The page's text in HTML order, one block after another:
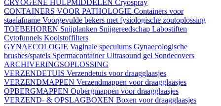
CRYOGENE HULPMIDDELEN Cryospray
CONTAINERS VOOR PATHOLOGIE Containers voor
staalafname Voorgevulde bekers met fysiologische zoutoplossing
TOEBEHOREN Snijplanken Snijgereedschap Labostiften
Cytofunnels Koolstoffilters
GYNAECOLOGIE Vaginale speculums Gynaecologische
brushes/spatels SpermacontainerUltrasound gel Sondecovers
ARCHIVERINGSOPLOSSING
VERZENDETUIS Verzendetuis voor draagglaasjes
VERZENDMAPPEN Verzendmappen voor draagglaasjes
OPBERGMAPPEN Opbergmappen voor draagglaasjes
VERZEND- & OPSLAGBOXEN Boxen voor draagglaasjes